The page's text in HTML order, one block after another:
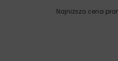
Najniższa cena